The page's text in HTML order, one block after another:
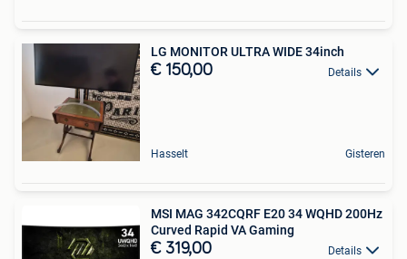
LG MONITOR ULTRA WIDE 34inch
€ 150,00 Details
Hasselt Gisteren
MSI MAG 342CQRF E20 34 WQHD 200Hz
Curved Rapid VA Gaming
€ 319,00 Details